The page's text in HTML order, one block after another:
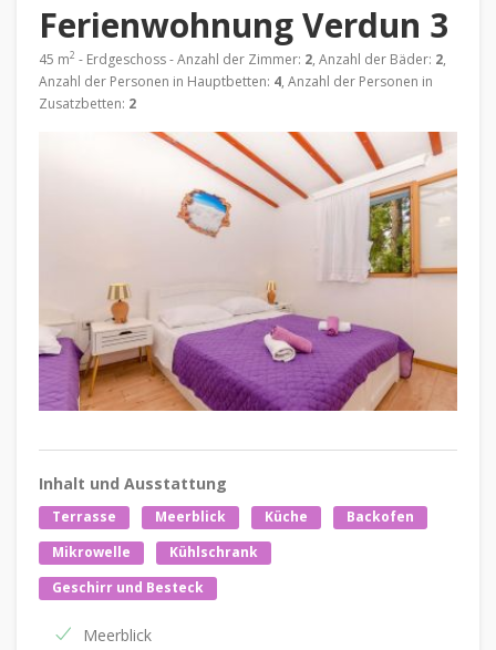
Ferienwohnung Verdun 3
45 m2 - Erdgeschoss - Anzahl der Zimmer: 2, Anzahl der Bäder: 2,
Anzahl der Personen in Hauptbetten: 4, Anzahl der Personen in
Zusatzbetten: 2
Inhalt und Ausstattung
Terrasse Meerblick Küche
Backofen
Mikrowelle
Kühlschrank
Geschirr und Besteck
Meerblick